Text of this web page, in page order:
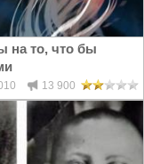
на то, что бы
13 900